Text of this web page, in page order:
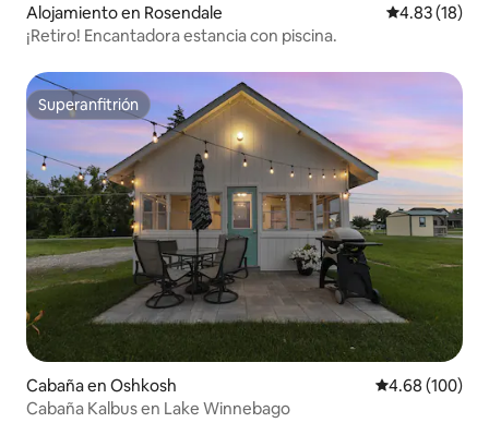
Alojamiento en Rosendale Calificación
4.83 (18)
¡Retiro! Encantadora estancia con piscina.
Superanfitrión
Superanfitrión
Cabaña en Oshkosh Calificación
4.68 (100)
Cabaña Kalbus en Lake Winnebago